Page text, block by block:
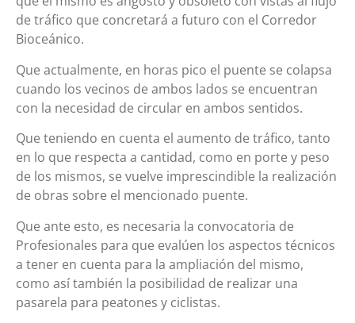
de tráfico que concretará a futuro con el Corredor
Bioceánico.
Que actualmente, en horas pico el puente se colapsa
cuando los vecinos de ambos lados se encuentran
con la necesidad de circular en ambos sentidos.
Que teniendo en cuenta el aumento de tráfico, tanto
en lo que respecta a cantidad, como en porte y peso
de los mismos, se vuelve imprescindible la realización
de obras sobre el mencionado puente.
Que ante esto, es necesaria la convocatoria de
Profesionales para que evalúen los aspectos técnicos
a tener en cuenta para la ampliación del mismo,
como así también la posibilidad de realizar una
pasarela para peatones y ciclistas.